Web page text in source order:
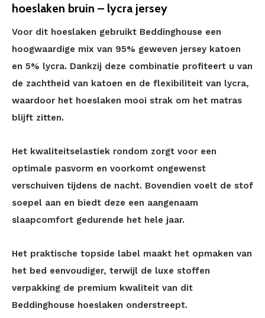
hoeslaken bruin – lycra jersey
Voor dit hoeslaken gebruikt Beddinghouse een
hoogwaardige mix van 95% geweven jersey katoen
en 5% lycra. Dankzij deze combinatie profiteert u van
de zachtheid van katoen en de flexibiliteit van lycra,
waardoor het hoeslaken mooi strak om het matras
blijft zitten.
Het kwaliteitselastiek rondom zorgt voor een
optimale pasvorm en voorkomt ongewenst
verschuiven tijdens de nacht. Bovendien voelt de stof
soepel aan en biedt deze een aangenaam
slaapcomfort gedurende het hele jaar.
Het praktische topside label maakt het opmaken van
het bed eenvoudiger, terwijl de luxe stoffen
verpakking de premium kwaliteit van dit
Beddinghouse hoeslaken onderstreept.